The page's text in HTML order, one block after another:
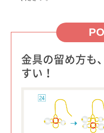
金具の留め方も
すい！